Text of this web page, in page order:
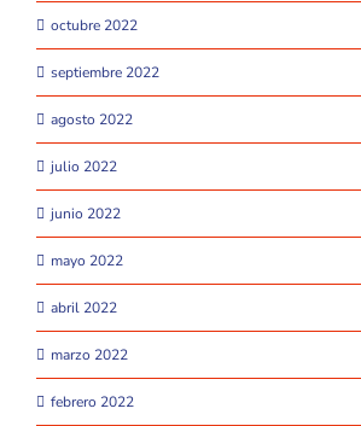
octubre 2022
septiembre 2022
agosto 2022
julio 2022
junio 2022
mayo 2022
abril 2022
marzo 2022
febrero 2022